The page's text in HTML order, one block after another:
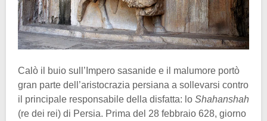
Calò il buio sull’Impero sasanide e il malumore portò
gran parte dell’aristocrazia persiana a sollevarsi contro
il principale responsabile della disfatta: lo Shahanshah
(re dei rei) di Persia. Prima del 28 febbraio 628, giorno